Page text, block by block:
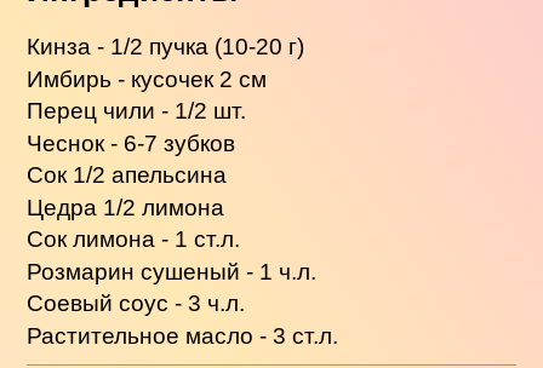
Кинза - 1/2 пучка (10-20 г)
Имбирь - кусочек 2 см
Перец чили - 1/2 шт.
Чеснок - 6-7 зубков
Сок 1/2 апельсина
Цедра 1/2 лимона
Сок лимона - 1 ст.л.
Розмарин сушеный - 1 ч.л.
Соевый соус - 3 ч.л.
Растительное масло - 3 ст.л.